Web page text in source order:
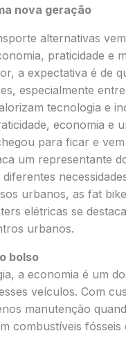
nova geração
alternativas
praticidade e
a expectativa é de
especialmente
tecnologia e
economia e
para ficar e
um representante
urbanos, as fat
elétricas se
urbanos.
bolso
a economia é um
veículos. Com
manutenção
combustíveis fósseis